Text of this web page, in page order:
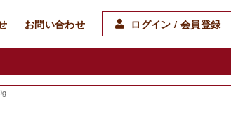
お問い合わせ ログイン / 会員登録